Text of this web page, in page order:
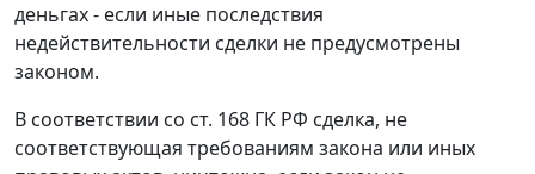
деньгах - если иные последствия
недействительности сделки не предусмотрены
законом.
В соответствии со ст. 168 ГК РФ сделка, не
соответствующая требованиям закона или иных